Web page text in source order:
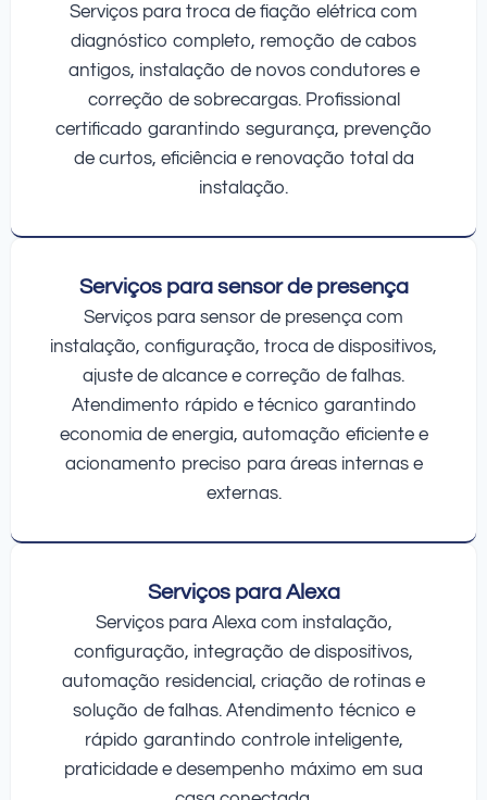
Serviços para troca de fiação elétrica com
diagnóstico completo, remoção de cabos
antigos, instalação de novos condutores e
correção de sobrecargas. Profissional
certificado garantindo segurança, prevenção
de curtos, eficiência e renovação total da
instalação.
Serviços para sensor de presença
Serviços para sensor de presença com
instalação, configuração, troca de dispositivos,
ajuste de alcance e correção de falhas.
Atendimento rápido e técnico garantindo
economia de energia, automação eficiente e
acionamento preciso para áreas internas e
externas.
Serviços para Alexa
Serviços para Alexa com instalação,
configuração, integração de dispositivos,
automação residencial, criação de rotinas e
solução de falhas. Atendimento técnico e
rápido garantindo controle inteligente,
praticidade e desempenho máximo em sua